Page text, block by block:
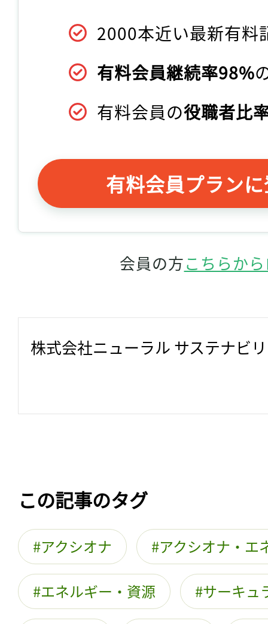
2000本近い最新有料
有料会員継続率98%
有料会員の役職者比
有料会員プラン
会員の方こちらか
株式会社ニューラル サステナビ
この記事のタグ
アクシオナ アクシオナ・エ
エネルギー・資源 サーキュ